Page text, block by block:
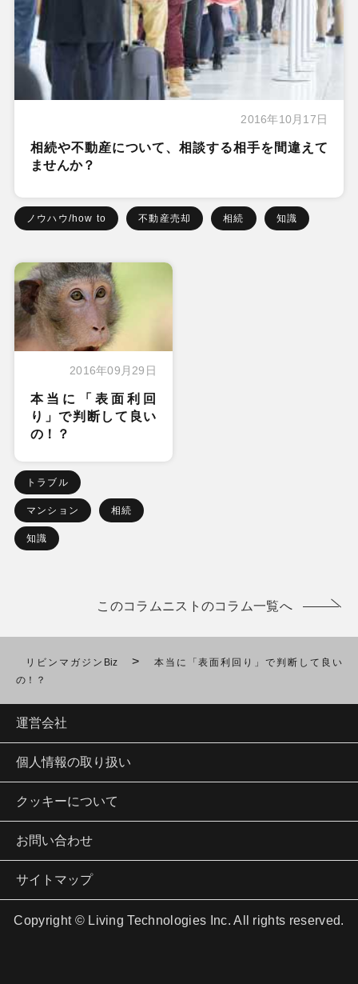
2016年10月17日
相続や不動産について、相談する相手を間違えて
ませんか？
ノウハウ/how to 不動産売却 相続 知識
2016年09月29日
本当に「表面利回
り」で判断して良い
の！？
トラブル
マンション 相続
知識
このコラムニストのコラム一覧へ
リビンマガジンBiz >
本当に「表面利回り」で判断して良い
の！？
運営会社
個人情報の取り扱い
クッキーについて
お問い合わせ
サイトマップ
Copyright © Living Technologies Inc. All rights reserved.